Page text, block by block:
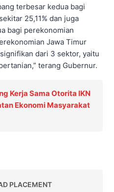
terbesar kedua bagi
25,11% dan juga
bagi perekonomian
Jawa Timur
dari 3 sektor, yaitu
terang Gubernur.
Kerja Sama Otorita IKN
Ekonomi Masyarakat
PLACEMENT